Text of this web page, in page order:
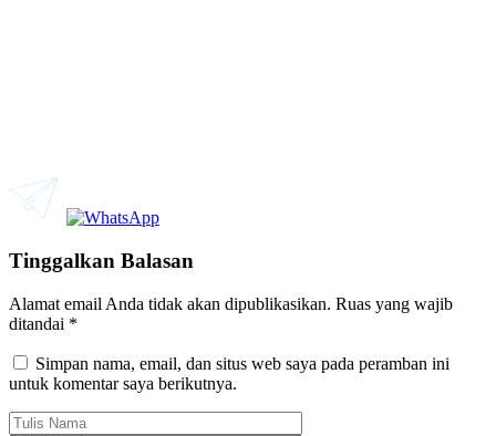
Tinggalkan Balasan
Alamat email Anda tidak akan dipublikasikan. Ruas yang wajib
ditandai *
Simpan nama, email, dan situs web saya pada peramban ini
untuk komentar saya berikutnya.